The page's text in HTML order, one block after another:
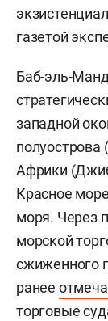
газетой
Баб-эль-
западной
полуострова
Африки
Красное
моря. Через
морской
сжиженного
ранее
торговые